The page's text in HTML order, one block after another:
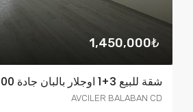
1,450,000₺
شقة للبيع 3+1 اوجلار بالبان جادة TL1,450,000
AVCILER BALABAN CD